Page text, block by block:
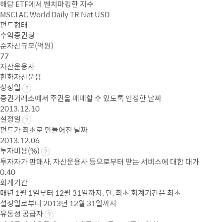
해당 ETF에서 벤치마킹한 지수
MSCI AC World Daily TR Net USD
펀드형태
수익증권형
순자산규모(억원)
77
자산운용사
한화자산운용
상장일
증권거래소에서 주권을 매매할 수 있도록 인정한 날짜
2013.12.10
설정일
펀드가 최초로 만들어진 날짜
2013.12.06
투자비용(%)
투자자가 판매사, 자산운용사 등으로부터 받는 서비스에 대한 대가
0.40
회계기간
매년 1월 1일부터 12월 31일까지. 단, 최초 회계기간은 최초
설정일로부터 2013년 12월 31일까지
유동성 공급자